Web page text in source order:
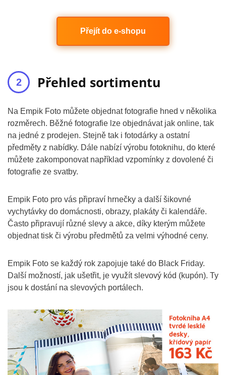
Přejít do e-shopu
Přehled sortimentu
Na Empik Foto můžete objednat fotografie hned v několika
rozměrech. Běžné fotografie lze objednávat jak online, tak
na jedné z prodejen. Stejně tak i fotodárky a ostatní
předměty z nabídky. Dále nabízí výrobu fotoknihu, do které
můžete zakomponovat například vzpomínky z dovolené či
fotografie ze svatby.
Empik Foto pro vás připraví hrnečky a další šikovné
vychytávky do domácnosti, obrazy, plakáty či kalendáře.
Často připravují různé slevy a akce, díky kterým můžete
objednat tisk či výrobu předmětů za velmi výhodné ceny.
Empik Foto se každý rok zapojuje také do Black Friday.
Další možností, jak ušetřit, je využít slevový kód (kupón). Ty
jsou k dostání na slevových portálech.